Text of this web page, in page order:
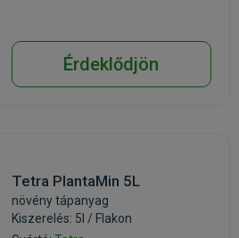
Érdeklődjön
Tetra PlantaMin 5L
növény tápanyag
Kiszerelés: 5l / Flakon